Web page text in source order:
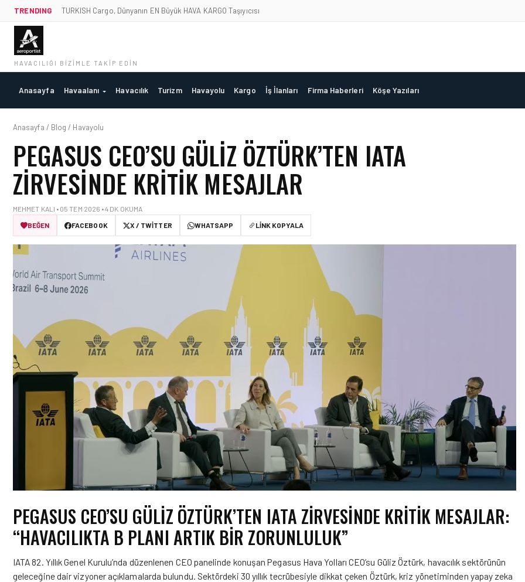
TRENDING TURKISH Cargo, Dünyanın EN Büyük HAVA KARGO Taşıyıcısı
HAVACILIĞI BIZIMLE TAKIP EDIN
Anasayfa Havaalanı Havacılık Turizm Havayolu Kargo İş İlanları Firma Haberleri Köşe Yazıları
Anasayfa / Blog / Havayolu
PEGASUS CEO’SU GÜLIZ ÖZTÜRK’TEN IATA
ZIRVESINDE KRITIK MESAJLAR
MEHMET KALI • 05 TEM 2026 • 4 DK OKUMA
BEĞEN
FACEBOOK X / TWITTER WHATSAPP LINK KOPYALA
PEGASUS CEO’SU GÜLİZ ÖZTÜRK’TEN IATA ZİRVESİNDE KRİTİK MESAJLAR:
“HAVACILIKTA B PLANI ARTIK BİR ZORUNLULUK”
IATA 82. Yıllık Genel Kurulu’nda düzenlenen CEO panelinde konuşan Pegasus Hava Yolları CEO’su Güliz Öztürk, havacılık sektörünün
geleceğine dair vizyoner açıklamalarda bulundu. Sektördeki 30 yıllık tecrübesiyle dikkat çeken Öztürk, kriz yönetiminden yapay zeka